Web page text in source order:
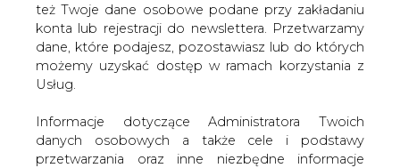
też Twoje dane osobowe podane przy zakładaniu
konta lub rejestracji do newslettera. Przetwarzamy
dane, które podajesz, pozostawiasz lub do których
możemy uzyskać dostęp w ramach korzystania z
Usług.
Informacje dotyczące Administratora Twoich
danych osobowych a także cele i podstawy
przetwarzania oraz inne niezbędne informacje
Strona główna OPINIE
Chmal: protesty ekologów
należy wpisać w ramy prawne
2013-08-30 00:00
skomentuj
udostępnij: